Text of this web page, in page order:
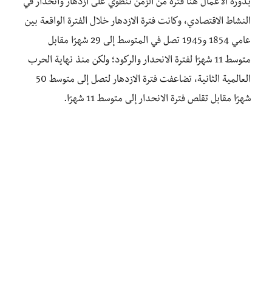
بدورة الأعمال هنا فترة من الزمن تنطوي على ازدهار وانحدار في
النشاط الاقتصادي، وكانت فترة الازدهار خلال الفترة الواقعة بين
عامي
و1945 تصل في المتوسط إلى شهرًا مقابل
متوسط
ا لفترة الانحدار والركود؛ ولكن منذ نهاية الحرب
العالمية الثانية، تضاعفت فترة الازدهار لتصل إلى متوسط
شهرًا مقابل تقلص فترة الانحدار إلى متوسط ا.